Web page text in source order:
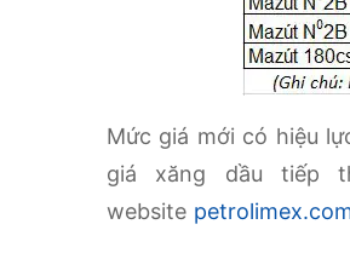
Mức giá mới có hiệu
giá xăng dầu tiếp
website